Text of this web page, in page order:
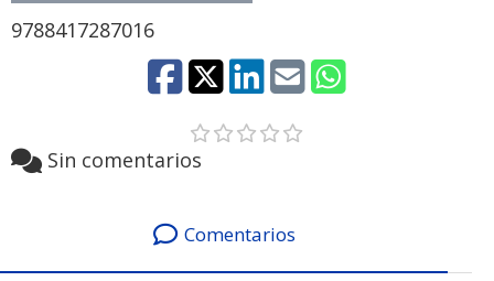
9788417287016
Sin comentarios
Comentarios